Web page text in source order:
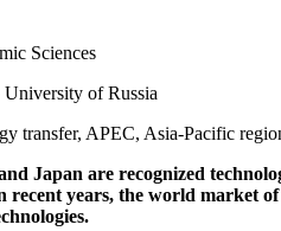
Sciences
University of Russia
transfer, APEC, Asia-Pacific
Japan are recognized
recent years, the world market